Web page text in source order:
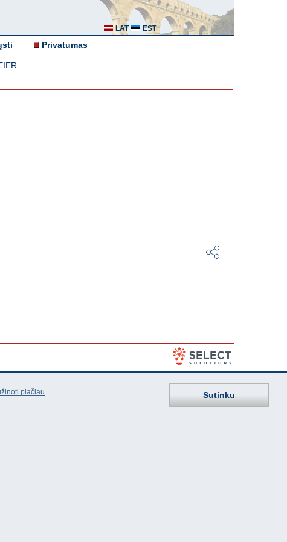
LAT EST
Privatumas
plačiau Sutinku